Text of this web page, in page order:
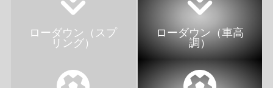
ローダウン（スプ
リング）
ローダウン（車高
調）